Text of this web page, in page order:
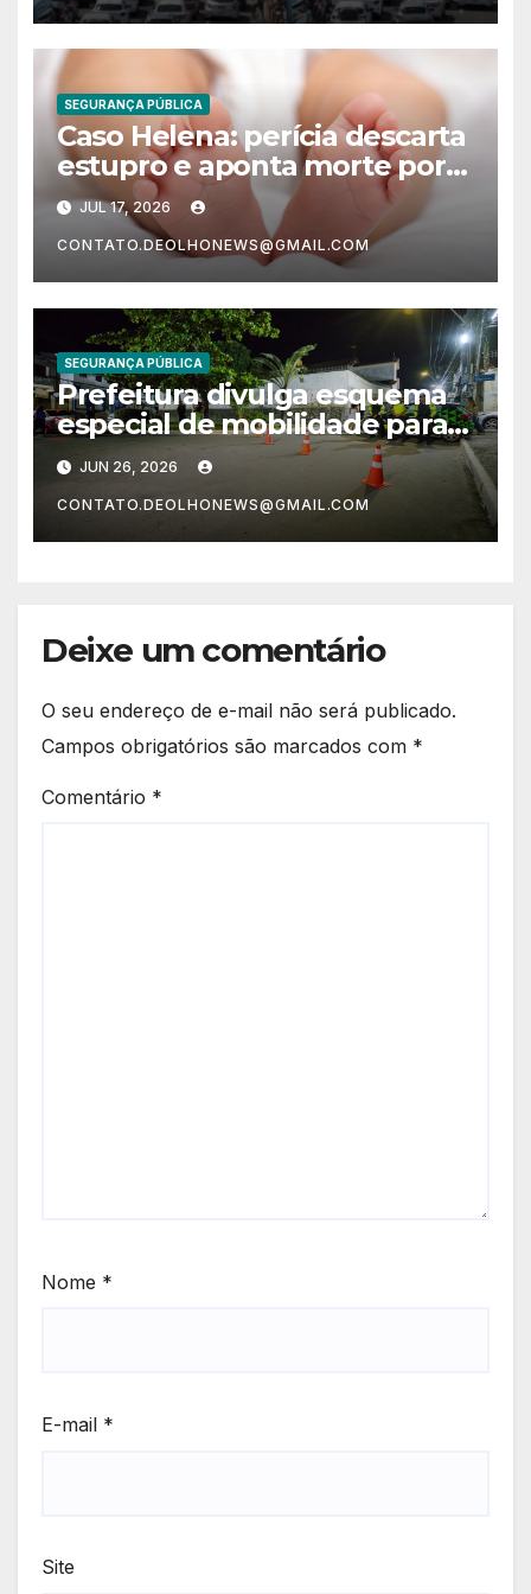
SEGURANÇA PÚBLICA
Caso Helena: perícia descarta
estupro e aponta morte por
asfixia; investigação continua
JUL 17, 2026
CONTATO.DEOLHONEWS@GMAIL.COM
SEGURANÇA PÚBLICA
Prefeitura divulga esquema
especial de mobilidade para o
Pedrão de Lauro 2026
JUN 26, 2026
CONTATO.DEOLHONEWS@GMAIL.COM
Deixe um comentário
O seu endereço de e-mail não será publicado.
Campos obrigatórios são marcados com *
Comentário *
Nome *
E-mail *
Site